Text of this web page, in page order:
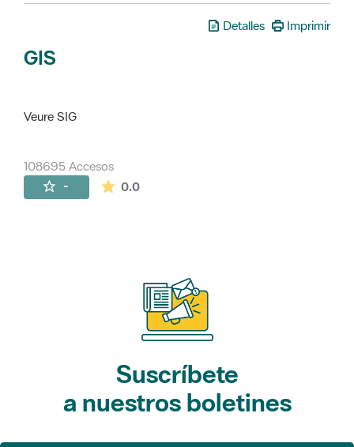
Detalles Imprimir
GIS
Veure SIG
108695 Accesos
- 0.0La valoración media es de 0 estrellas de
Suscríbete
a nuestros boletines